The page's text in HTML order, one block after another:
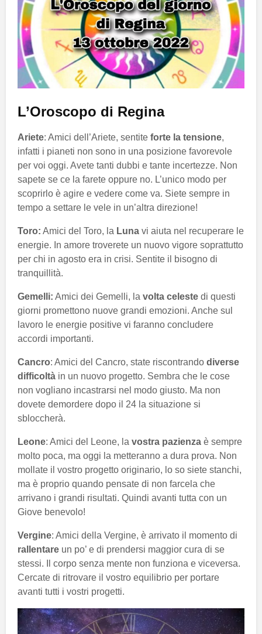
L’Oroscopo di Regina
Ariete: Amici dell’Ariete, sentite forte la tensione,
infatti i pianeti non sono in una posizione favorevole
per voi oggi. Avete tanti dubbi e tante incertezze. Non
sapete se ce la farete oppure no. L’unico modo per
scoprirlo è agire e vedere come va. Siete sempre in
tempo a settare le vele in un’altra direzione!
Toro: Amici del Toro, la Luna vi aiuta nel recuperare le
energie. In amore troverete un nuovo vigore soprattutto
per chi in agosto era in crisi. Sentite il bisogno di
tranquillità.
Gemelli: Amici dei Gemelli, la volta celeste di questi
giorni promettono nuove grandi emozioni. Anche sul
lavoro le energie positive vi faranno concludere
accordi importanti.
Cancro: Amici del Cancro, state riscontrando diverse
difficoltà in un nuovo progetto. Sembra che le cose
non vogliano incastrarsi nel modo giusto. Ma non
dovete demordere dopo il 24 la situazione si
sbloccherà.
Leone: Amici del Leone, la vostra pazienza è sempre
molto poca, ma oggi la metteranno a dura prova. Non
mollate il vostro progetto originario, lo so siete stanchi,
ma è proprio quando pensate di non farcela che
arrivano i grandi risultati. Quindi avanti tutta con un
Giove benevolo!
Vergine: Amici della Vergine, è arrivato il momento di
rallentare un po’ e di prendersi maggior cura di se
stessi. Il corpo senza mente non funziona e viceversa.
Cercate di ritrovare il vostro equilibrio per portare
avanti tutti i vostri progetti.